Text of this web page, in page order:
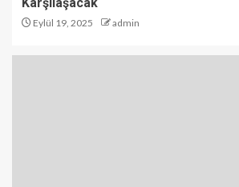
Eylül 19, 2025 admin